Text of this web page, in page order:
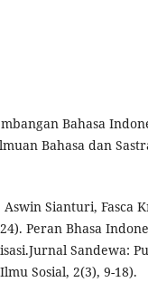
Bahasa
Bahasa dan
Sianturi, Fasca
Peran Bhasa
Sandewa:
Sosial, 2(3), 9-18).